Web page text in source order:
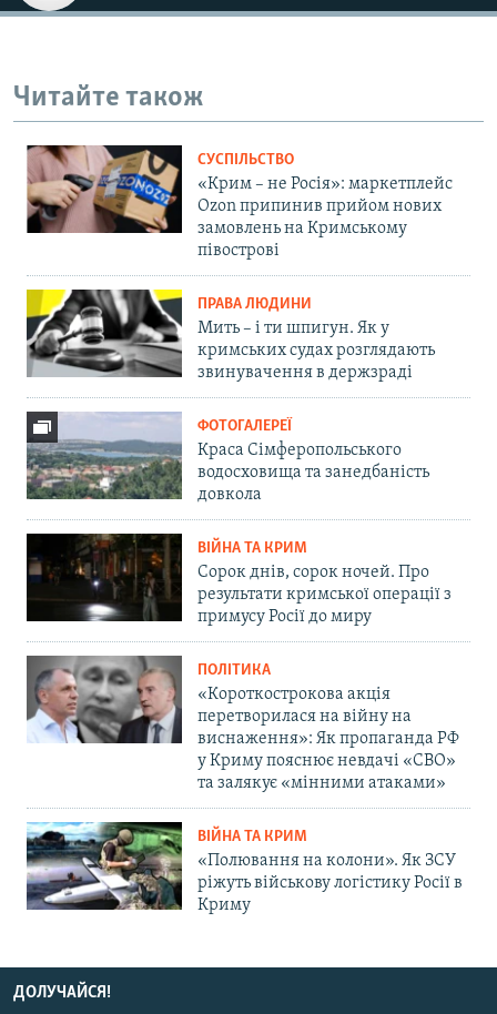
Читайте також
СУСПІЛЬСТВО
«Крим – не Росія»: маркетплейс
Ozon припинив прийом нових
замовлень на Кримському
півострові
ПРАВА ЛЮДИНИ
Мить – і ти шпигун. Як у
кримських судах розглядають
звинувачення в держзраді
ФОТОГАЛЕРЕЇ
Краса Сімферопольського
водосховища та занедбаність
довкола
ВІЙНА ТА КРИМ
Сорок днів, сорок ночей. Про
результати кримської операції з
примусу Росії до миру
ПОЛІТИКА
«Короткострокова акція
перетворилася на війну на
виснаження»: Як пропаганда РФ
у Криму пояснює невдачі «СВО»
та залякує «мінними атаками»
ВІЙНА ТА КРИМ
«Полювання на колони». Як ЗСУ
ріжуть військову логістику Росії в
Криму
ДОЛУЧАЙСЯ!